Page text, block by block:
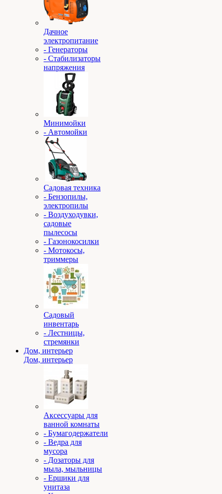
Дачное
электропитание
- Генераторы
- Стабилизаторы
напряжения
Минимойки
- Автомойки
Садовая техника
- Бензопилы,
электропилы
- Воздуходувки,
садовые
пылесосы
- Газонокосилки
- Мотокосы,
триммеры
Садовый
инвентарь
- Лестницы,
стремянки
Дом, интерьер
Дом, интерьер
Аксессуары для
ванной комнаты
- Бумагодержатели
- Ведра для
мусора
- Дозаторы для
мыла, мыльницы
- Ершики для
унитаза